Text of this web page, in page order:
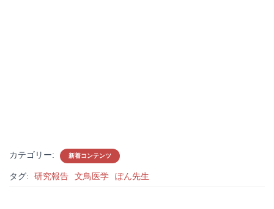
カテゴリー: 新着コンテンツ
タグ: 研究報告 文鳥医学 ぽん先生